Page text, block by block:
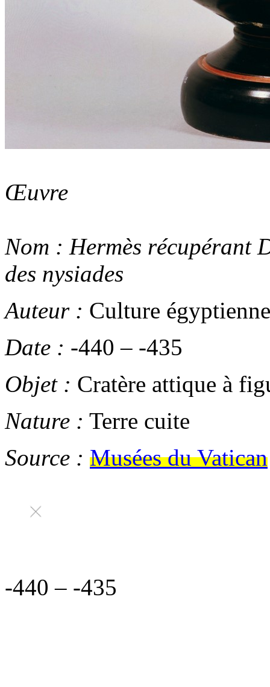
Œuvre
Nom : Hermès récupérant
des nysiades
Auteur : Culture égyptienne
Date : -440– -435
Objet : Cratère attique à
Nature : Terre cuite
Source : Musées du Vatican
-440– -435